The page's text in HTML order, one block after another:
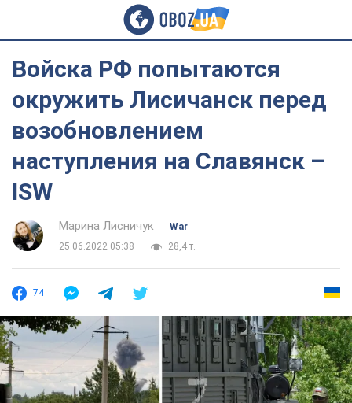
Войска РФ попытаются
окружить Лисичанск перед
возобновлением
наступления на Славянск –
ISW
Марина Лисничук
War
25.06.2022 05:38
28,4 т.
74